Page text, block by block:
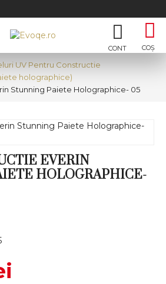
UV Pentru Constructie
holographice)
Stunning Paiete Holographice- 05
EVERIN
HOLOGRAPHICE-